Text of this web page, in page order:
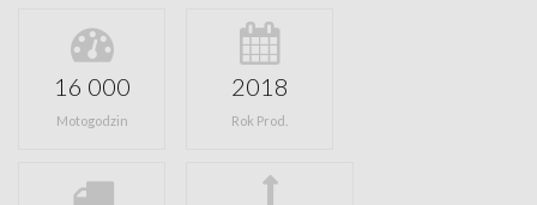
16 000
Motogodzin
2018
Rok Prod.